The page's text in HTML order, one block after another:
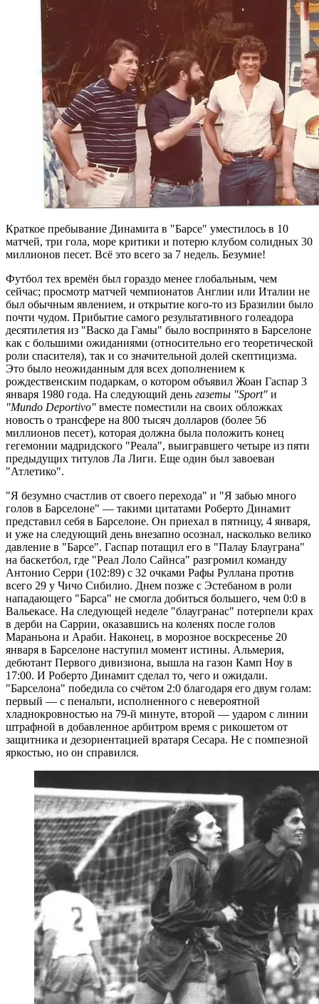
Краткое пребывание Динамита в "Барсе" уместилось в 10
матчей, три гола, море критики и потерю клубом солидных 30
миллионов песет. Всё это всего за 7 недель. Безумие!
Футбол тех времён был гораздо менее глобальным, чем
сейчас; просмотр матчей чемпионатов Англии или Италии не
был обычным явлением, и открытие кого-то из Бразилии было
почти чудом. Прибытие самого результативного голеадора
десятилетия из "Васко да Гамы" было воспринято в Барселоне
как с большими ожиданиями (относительно его теоретической
роли спасителя), так и со значительной долей скептицизма.
Это было неожиданным для всех дополнением к
рождественским подаркам, о котором объявил Жоан Гаспар 3
января 1980 года. На следующий день газеты "Sport" и
"Mundo Deportivo" вместе поместили на своих обложках
новость о трансфере на 800 тысяч долларов (более 56
миллионов песет), которая должна была положить конец
гегемонии мадридского "Реала", выигравшего четыре из пяти
предыдущих титулов Ла Лиги. Еще один был завоеван
"Атлетико".
"Я безумно счастлив от своего перехода" и "Я забью много
голов в Барселоне" — такими цитатами Роберто Динамит
представил себя в Барселоне. Он приехал в пятницу, 4 января,
и уже на следующий день внезапно осознал, насколько велико
давление в "Барсе". Гаспар потащил его в "Палау Блауграна"
на баскетбол, где "Реал Лоло Сайнса" разгромил команду
Антонио Серри (102:89) с 32 очками Рафы Руллана против
всего 29 у Чичо Сибилио. Днем позже с Эстебаном в роли
нападающего "Барса" не смогла добиться большего, чем 0:0 в
Вальекасе. На следующей неделе "блаугранас" потерпели крах
в дерби на Саррии, оказавшись на коленях после голов
Мараньона и Араби. Наконец, в морозное воскресенье 20
января в Барселоне наступил момент истины. Альмерия,
дебютант Первого дивизиона, вышла на газон Камп Ноу в
17:00. И Роберто Динамит сделал то, чего и ожидали.
"Барселона" победила со счётом 2:0 благодаря его двум голам:
первый — с пенальти, исполненного с невероятной
хладнокровностью на 79-й минуте, второй — ударом с линии
штрафной в добавленное арбитром время с рикошетом от
защитника и дезориентацией вратаря Сесара. Не с помпезной
яркостью, но он справился.